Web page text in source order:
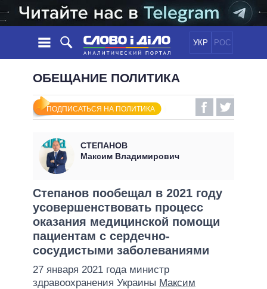
УКР РОС
НОВОСТИ
ЛЕНТА
СОБЫТИЯ
СТАТЬИ
МНЕНИЯ
ОБЗОРЫ
ДАЙДЖЕСТЫ
ПОЛИТИКА
ЭКОНОМИКА
МИР
ОБЕЩАНИЯ
ВСЕ ПОЛИТИКИ
ПРЕЗИДЕНТ И ОФИС
ВЕРХОВНАЯ РАДА
КАБИНЕТ МИНИСТРОВ
ГЛАВЫ ОБЛАДМИНИСТРАЦИЙ
МЭРЫ
ВСЕ ПЕРСОНЫ
ИНФОГРАФИКА
ПОДДЕРЖАТЬ
СРАВНЕНИЕ ПОЛИТИКОВ
ОБЕЩАНИЕ ПОЛИТИКА
ПОДПИСАТЬСЯ НА ПОЛИТИКА
СТЕПАНОВ
Максим Владимирович
Степанов пообещал в 2021 году
усовершенствовать процесс
оказания медицинской помощи
пациентам с сердечно-
сосудистыми заболеваниями
27 января 2021 года министр
здравоохранения Украины Максим